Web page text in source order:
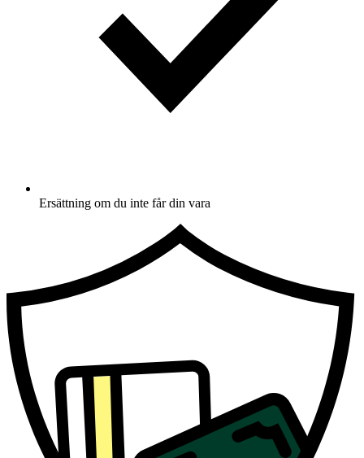
Ersättning om du inte får din vara